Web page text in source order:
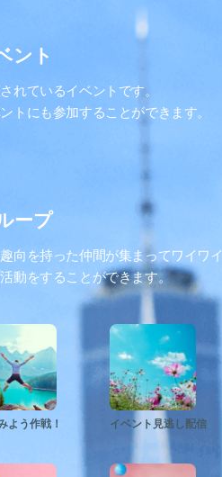
ント
れているイベントです。
トにも参加することができます。
ープ
向を持った仲間が集まってワイワイ
動をすることができます。
よう作戦！ イベント見逃し配信